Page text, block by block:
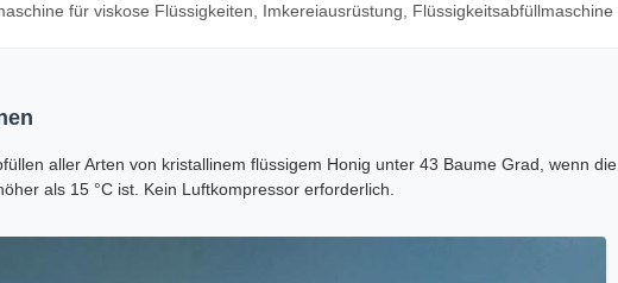
für viskose Flüssigkeiten, Imkereiausrüstung, Flüssigkeitsabfüllmaschine
aller Arten von kristallinem flüssigem Honig unter 43 Baume Grad, wenn die
als 15 °C ist. Kein Luftkompressor erforderlich.